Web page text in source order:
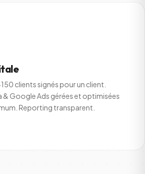
clients signés pour un client.
& Google Ads gérées et optimisées
Reporting transparent.